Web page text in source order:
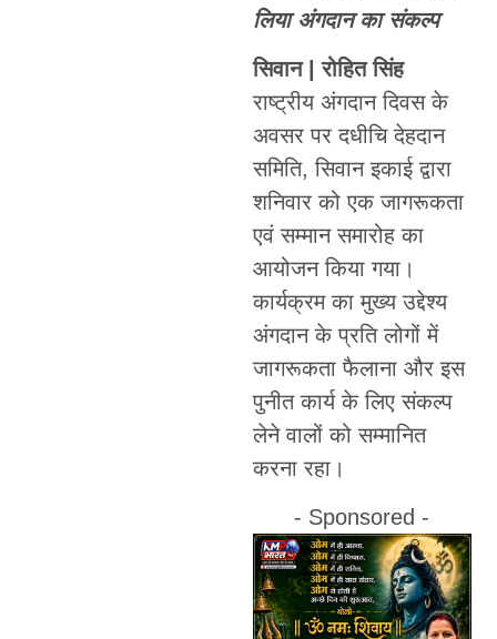
लिया अंगदान का संकल्प
सिवान | रोहित सिंह
राष्ट्रीय अंगदान दिवस के
अवसर पर दधीचि देहदान
समिति, सिवान इकाई द्वारा
शनिवार को एक जागरूकता
एवं सम्मान समारोह का
आयोजन किया गया।
कार्यक्रम का मुख्य उद्देश्य
अंगदान के प्रति लोगों में
जागरूकता फैलाना और इस
पुनीत कार्य के लिए संकल्प
लेने वालों को सम्मानित
करना रहा।
- Sponsored -